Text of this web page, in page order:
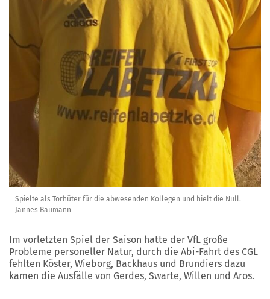
Spielte als Torhüter für die abwesenden Kollegen und hielt die Null.
Jannes Baumann
Im vorletzten Spiel der Saison hatte der VfL große
Probleme personeller Natur, durch die Abi-Fahrt des CGL
fehlten Köster, Wieborg, Backhaus und Brundiers dazu
kamen die Ausfälle von Gerdes, Swarte, Willen und Aros.